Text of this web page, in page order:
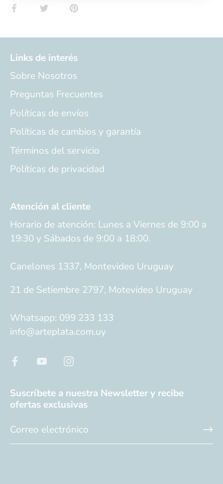
CompartirTuitearHacer
Links de interés
Sobre Nosotros
Preguntas Frecuentes
Políticas de envíos
Políticas de cambios y garantía
Términos del servicio
Políticas de privacidad
Atención al cliente
Horario de atención: Lunes a Viernes de 9:00 a
19:30 y Sábados de 9:00 a 18:00.
Canelones 1337, Montevideo Uruguay
21 de Setiembre 2797, Motevideo Uruguay
Whatsapp: 099 233 133
info@arteplata.com.uy
Suscríbete a nuestra Newsletter y recibe
ofertas exclusivas